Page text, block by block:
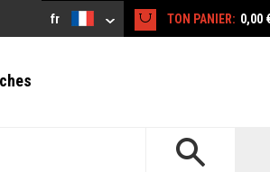
fr TON PANIER: 0,00